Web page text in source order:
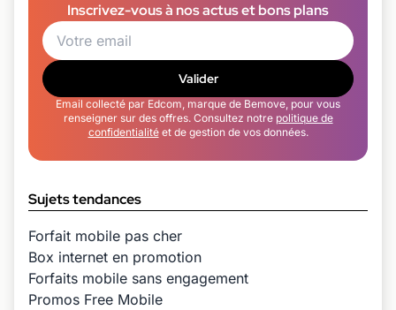
Inscrivez-vous à nos actus et bons plans
Valider
Email collecté par Edcom, marque de Bemove, pour vous
renseigner sur des offres. Consultez notre politique de
confidentialitéet de gestion de vos données.
Sujets tendances
Forfait mobile pas cher
Box internet en promotion
Forfaits mobile sans engagement
Promos Free Mobile